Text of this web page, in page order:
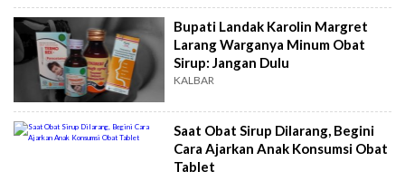
Bupati Landak Karolin Margret
Larang Warganya Minum Obat
Sirup: Jangan Dulu
KALBAR
Saat Obat Sirup Dilarang, Begini
Cara Ajarkan Anak Konsumsi Obat
Tablet